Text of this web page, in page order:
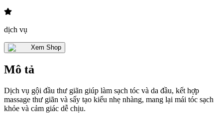
dịch vụ
Xem Shop
Mô tả
Dịch vụ gội đầu thư giãn giúp làm sạch tóc và da đầu, kết hợp
massage thư giãn và sấy tạo kiểu nhẹ nhàng, mang lại mái tóc sạch
khỏe và cảm giác dễ chịu.